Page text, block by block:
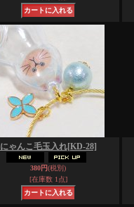
にゃんこ毛玉入れ[KD-28]
380円(税別)
[在庫数 1点]